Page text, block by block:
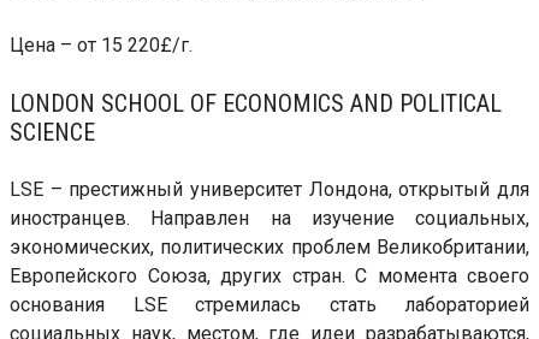
Цена – от 15 220£/г.
LONDON SCHOOL OF ECONOMICS AND POLITICAL
SCIENCE
LSE – престижный университет Лондона, открытый для
иностранцев. Направлен на изучение социальных,
экономических, политических проблем Великобритании,
Европейского Союза, других стран. С момента своего
основания LSE стремилась стать лабораторией
социальных наук, местом, где идеи разрабатываются,